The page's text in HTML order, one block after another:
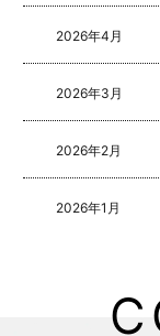
2026年4月
2026年3月
2026年2月
2026年1月
2025年5月